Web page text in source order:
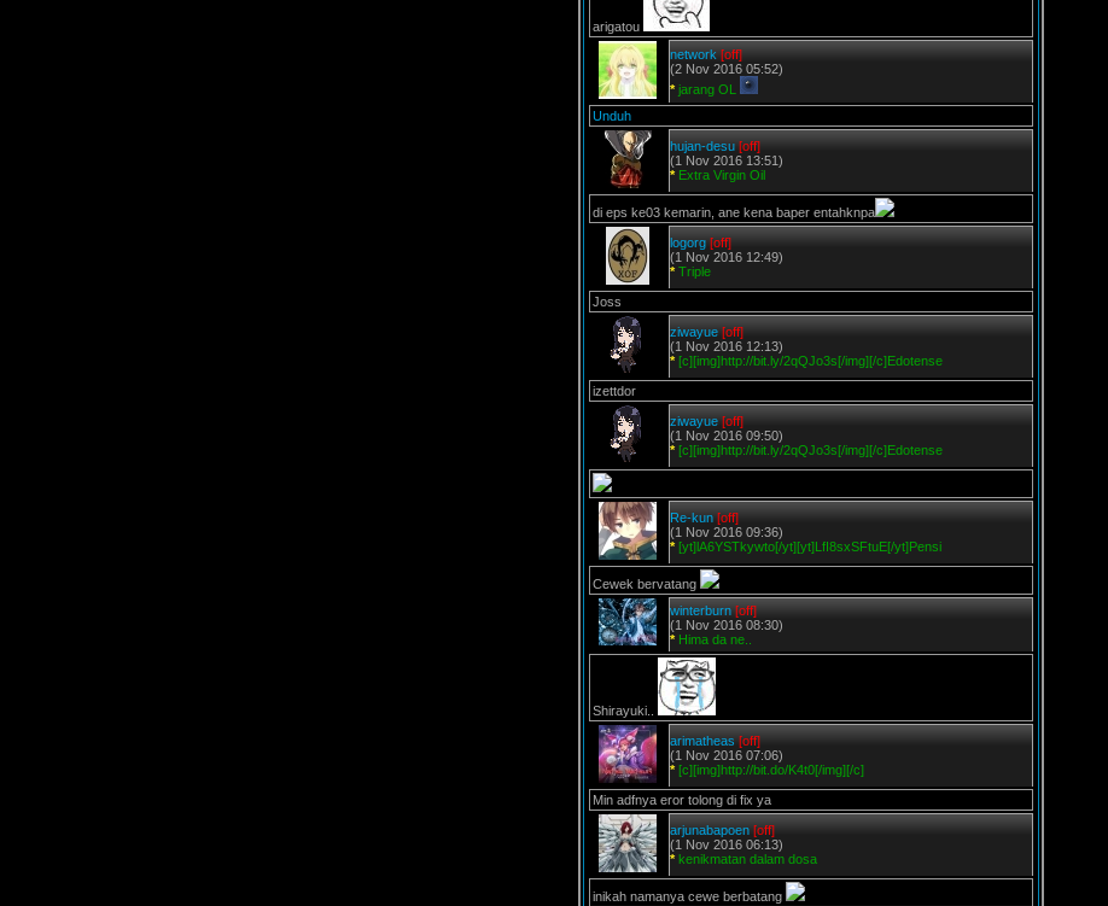
arigatou
network [off]
(2 Nov 2016 05:52)
* jarang OL
Unduh
hujan-desu [off]
(1 Nov 2016 13:51)
* Extra Virgin Oil
di eps ke03 kemarin, ane kena baper entahknpa
logorg [off]
(1 Nov 2016 12:49)
* Triple
Joss
ziwayue [off]
(1 Nov 2016 12:13)
* [c][img]http://bit.ly/2qQJo3s[/img][/c]Edotense
izettdor
ziwayue [off]
(1 Nov 2016 09:50)
* [c][img]http://bit.ly/2qQJo3s[/img][/c]Edotense
Re-kun [off]
(1 Nov 2016 09:36)
* [yt]lA6YSTkywto[/yt][yt]LfI8sxSFtuE[/yt]Pensi
Cewek bervatang
winterburn [off]
(1 Nov 2016 08:30)
* Hima da ne..
Shirayuki..
arimatheas [off]
(1 Nov 2016 07:06)
* [c][img]http://bit.do/K4t0[/img][/c]
Min adfnya eror tolong di fix ya
arjunabapoen [off]
(1 Nov 2016 06:13)
* kenikmatan dalam dosa
inikah namanya cewe berbatang